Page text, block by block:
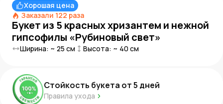
Хорошая цена
Заказали 122 раза
Букет из 5 красных хризантем и нежной
гипсофилы «Рубиновый свет»
Ширина: ~ 25 см Высота: ~ 40 см
Стойкость букета от5 дней
Правила ухода